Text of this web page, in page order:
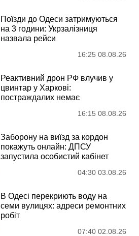
Поїзди до Одеси затримуються
на 3 години: Укрзалізниця
назвала рейси
16:25 08.08.26
Реактивний дрон РФ влучив у
цвинтар у Харкові:
постраждалих немає
16:15 08.08.26
Заборону на виїзд за кордон
покажуть онлайн: ДПСУ
запустила особистий кабінет
04:30 03.08.26
В Одесі перекриють воду на
семи вулицях: адреси ремонтних
робіт
07:40 02.08.26